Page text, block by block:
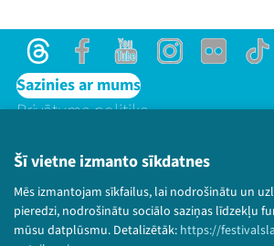
Šī vietne izmanto sīkdatnes
Mēs izmantojam sīkfailus, lai nodrošinātu un
pieredzi, nodrošinātu sociālo saziņas līdzekļu
mūsu datplūsmu. Detalizētāk: https://
ThreadsFacebookYoutubeInstagram
Flick
Sazinies ar mums
Privātuma politika
Bērnu aizsardzības politika
© 2026 Sarunu festivāls LAMPA
paturētas.